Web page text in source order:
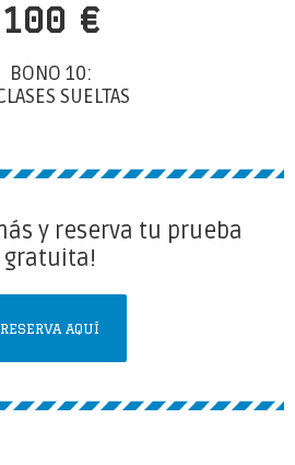
100 €
BONO 10:
SUELTAS
y reserva tu prueba
gratuita!
RESERVA AQUÍ